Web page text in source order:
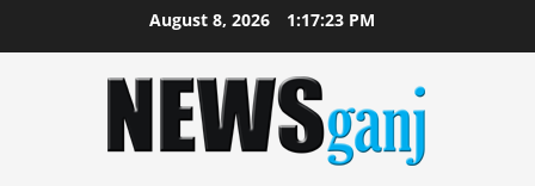
August 8, 2026 1:17:23 PM